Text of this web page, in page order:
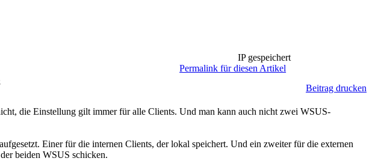
IP gespeichert
Permalink für diesen Artikel
Beitrag drucken
die Einstellung gilt immer für alle Clients. Und man kann auch nicht zwei WSUS-
Einer für die internen Clients, der lokal speichert. Und ein zweiter für die externen
beiden WSUS schicken.